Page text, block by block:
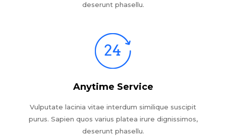
deserunt phasellu.
Anytime Service
Vulputate lacinia vitae interdum similique suscipit
purus. Sapien quos varius platea irure dignissimos,
deserunt phasellu.